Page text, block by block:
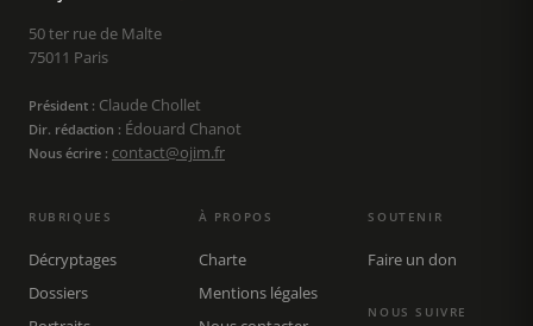
50 ter rue de Malte
75011 Paris
Président : Claude Chollet
Dir. rédaction : Édouard Chanot
Nous écrire : contact@ojim.fr
RUBRIQUES
Décryptages
Dossiers
À PROPOS
Charte
Mentions légales
SOUTENIR
Faire un don
NOUS SUIVRE